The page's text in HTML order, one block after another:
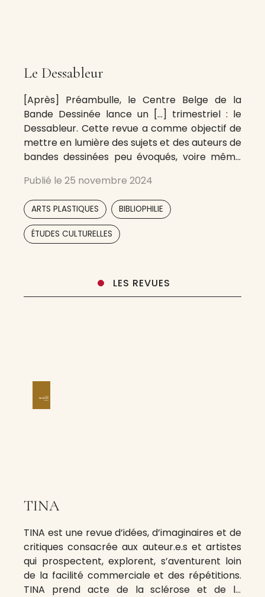
Le Dessableur
[Après] Préambulle, le Centre Belge de la
Bande Dessinée lance un […] trimestriel : le
Dessableur. Cette revue a comme objectif de
mettre en lumière des sujets et des auteurs de
bandes dessinées peu évoqués, voire même
Dessableur traite de sujets sans rapport direct
avec l’actualité déjà largement
Publié le 25 novembre 2024
ARTS PLASTIQUES BIBLIOPHILIE
ÉTUDES CULTURELLES
LES REVUES
TINA
TINA est une revue d’idées, d’imaginaires et de
critiques consacrée aux auteur.e.s et artistes
qui prospectent, explorent, s’aventurent loin
de la facilité commerciale et des répétitions.
TINA prend acte de la sclérose et de la